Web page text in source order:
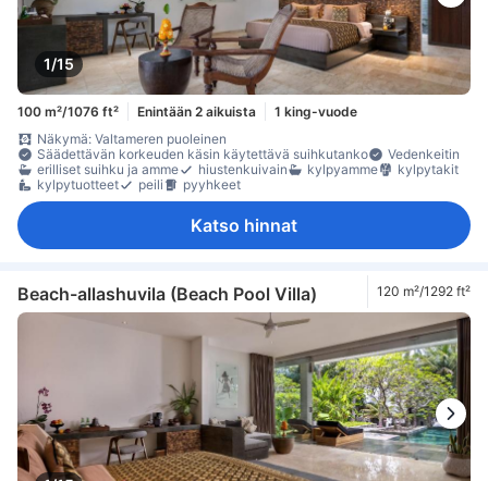
1/15
100 m²/1076 ft² Enintään 2 aikuista
1 king-vuode
Näkymä: Valtameren puoleinen
Säädettävän korkeuden käsin käytettävä suihkutanko
Vedenkeitin
erilliset suihku ja amme
hiustenkuivain kylpyamme
kylpytakit
kylpytuotteet
peili pyyhkeet
Katso hinnat
Beach-allashuvila (Beach Pool Villa) 120 m²/1292 ft²